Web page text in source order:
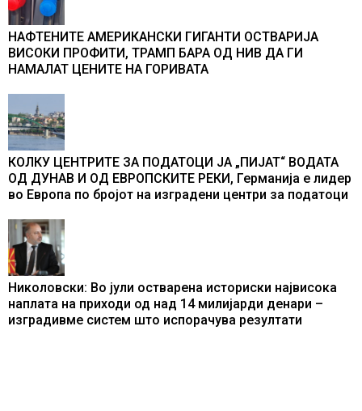
НАФТЕНИТЕ АМЕРИКАНСКИ ГИГАНТИ ОСТВАРИЈА
ВИСОКИ ПРОФИТИ, ТРАМП БАРА ОД НИВ ДА ГИ
НАМАЛАТ ЦЕНИТЕ НА ГОРИВАТА
КОЛКУ ЦЕНТРИТЕ ЗА ПОДАТОЦИ ЈА „ПИЈАТ“ ВОДАТА
ОД ДУНАВ И ОД ЕВРОПСКИТЕ РЕКИ, Германија е лидер
во Европа по бројот на изградени центри за податоци
Николовски: Во јули остварена историски највисока
наплата на приходи од над 14 милијарди денари –
изградивме систем што испорачува резултати